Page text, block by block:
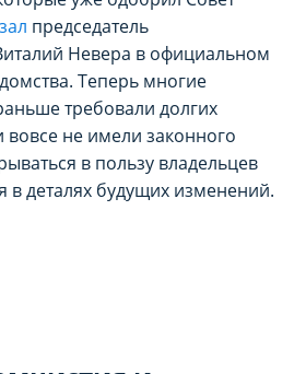
председатель
Невера в официальном
Теперь многие
требовали долгих
вовсе не имели законного
в пользу владельцев
в деталях будущих изменений.